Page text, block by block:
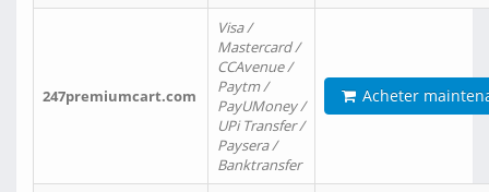
247premiumcart.com
Visa /
Mastercard /
CCAvenue /
Paytm /
PayUMoney /
UPi Transfer /
Paysera /
Banktransfer
Acheter